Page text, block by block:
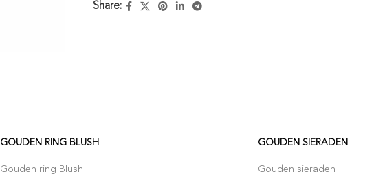
Share:
GOUDEN RING BLUSH
Gouden ring Blush
GOUDEN SIERADEN
Gouden sieraden